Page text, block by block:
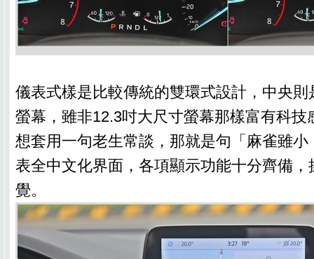
儀表式樣是比較傳統的雙環式設計，中央
螢幕，雖非12.3吋大尺寸螢幕那樣富有科技
想套用一句老生常談，那就是句「麻雀雖
表全中文化界面，各項顯示功能十分齊備，
覺。